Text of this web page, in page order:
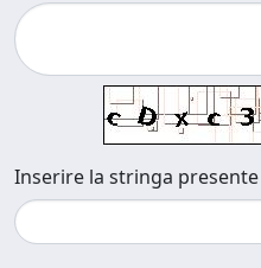
Inserire la stringa